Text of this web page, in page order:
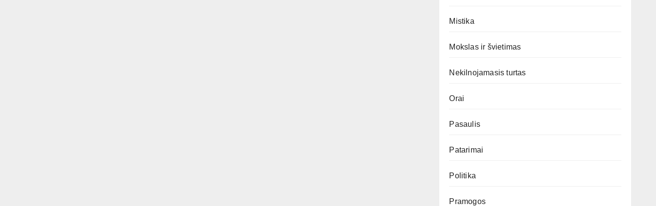
Mistika
Mokslas ir švietimas
Nekilnojamasis turtas
Orai
Pasaulis
Patarimai
Politika
Pramogos